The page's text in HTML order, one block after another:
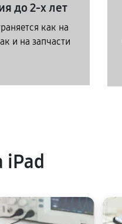
до 2-х лет
как на
и на запчасти